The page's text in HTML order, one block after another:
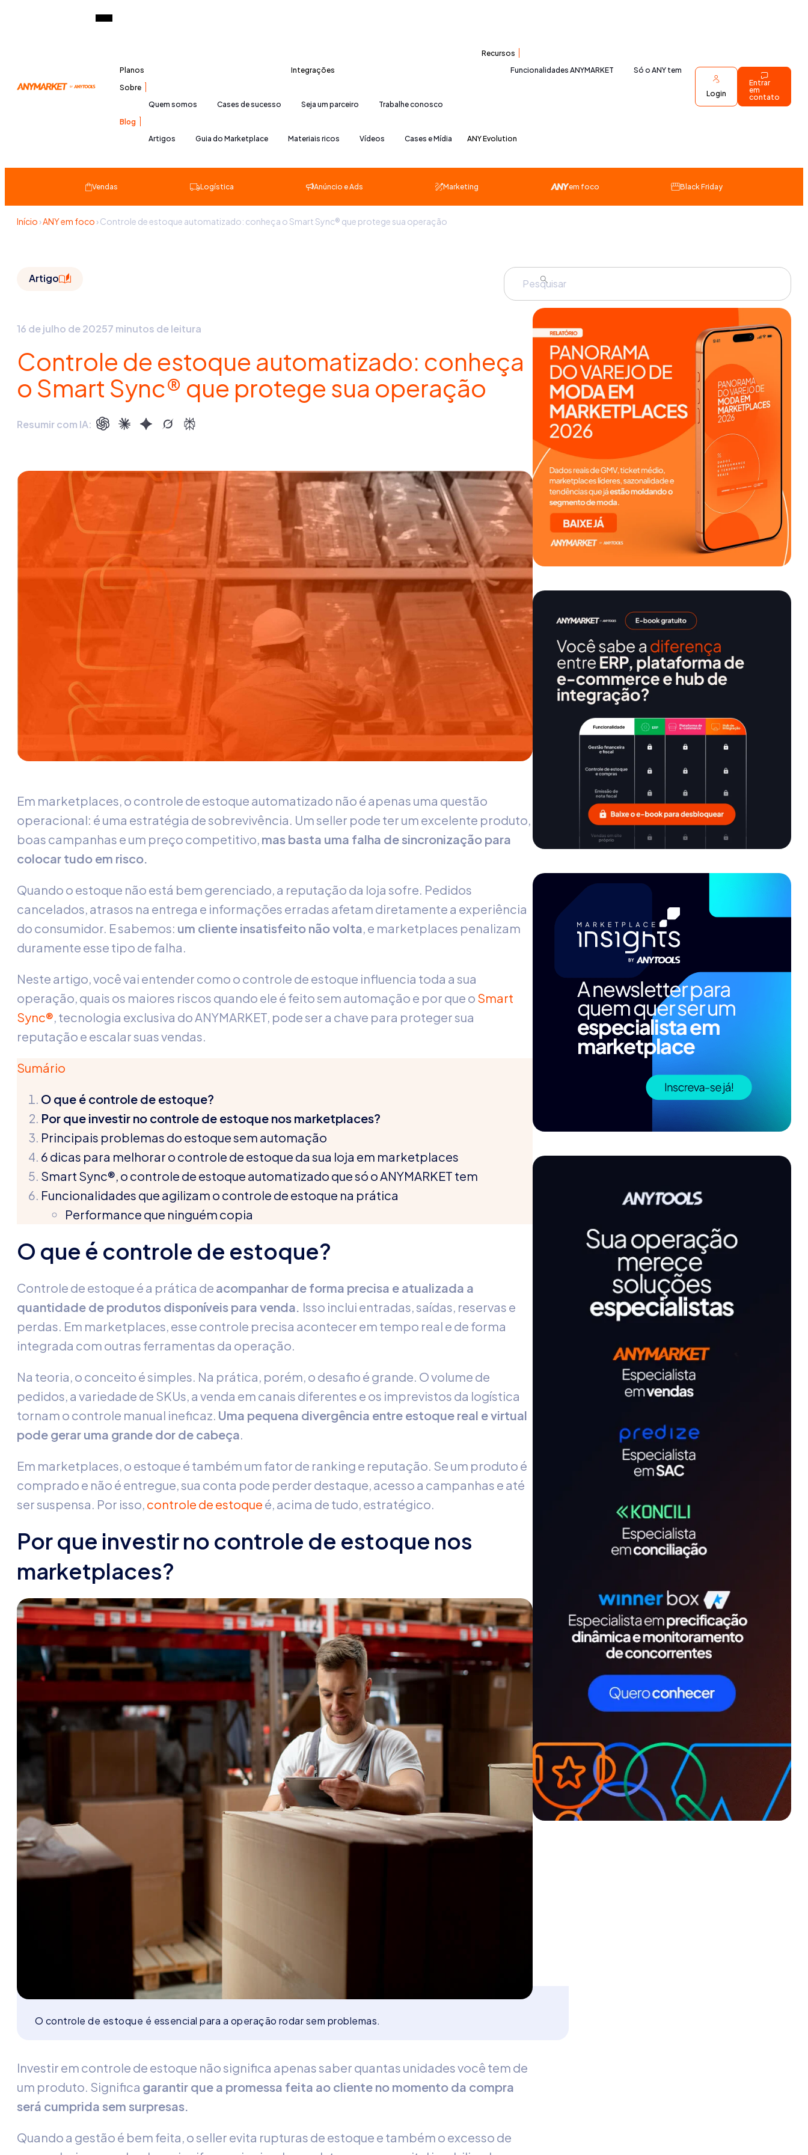
Planos Integrações
Recursos
Funcionalidades ANYMARKET
Só o ANY tem
Sobre
Quem somos
Cases de sucesso Seja um parceiro
Trabalhe conosco
Blog
Artigos
Guia do Marketplace Materiais ricos Vídeos Cases e Mídia ANY Evolution
Login
Entrar
em
contato
Vendas Logística Anúncio e Ads Marketing em foco Black Friday
Início ›ANY em foco ›Controle de estoque automatizado: conheça o Smart Sync® que protege sua operação
Artigo
16 de julho de 20257 minutos de leitura
Controle de estoque automatizado: conheça
o Smart Sync® que protege sua operação
Resumir com IA:
Em marketplaces, o controle de estoque automatizado não é apenas uma questão
operacional: é uma estratégia de sobrevivência. Um seller pode ter um excelente produto,
boas campanhas e um preço competitivo, mas basta uma falha de sincronização para
colocar tudo em risco.
Quando o estoque não está bem gerenciado, a reputação da loja sofre. Pedidos
cancelados, atrasos na entrega e informações erradas afetam diretamente a experiência
do consumidor. E sabemos: um cliente insatisfeito não volta , e marketplaces penalizam
duramente esse tipo de falha.
Neste artigo, você vai entender como o controle de estoque influencia toda a sua
operação, quais os maiores riscos quando ele é feito sem automação e por que o Smart
Sync® , tecnologia exclusiva do ANYMARKET, pode ser a chave para proteger sua
reputação e escalar suas vendas.
Sumário
O que é controle de estoque?
Por que investir no controle de estoque nos marketplaces?
Principais problemas do estoque sem automação
6 dicas para melhorar o controle de estoque da sua loja em marketplaces
Smart Sync®, o controle de estoque automatizado que só o ANYMARKET tem
Funcionalidades que agilizam o controle de estoque na prática
Performance que ninguém copia
O que é controle de estoque?
Controle de estoque é a prática de acompanhar de forma precisa e atualizada a
quantidade de produtos disponíveis para venda. Isso inclui entradas, saídas, reservas e
perdas. Em marketplaces, esse controle precisa acontecer em tempo real e de forma
integrada com outras ferramentas da operação.
Na teoria, o conceito é simples. Na prática, porém, o desafio é grande. O volume de
pedidos, a variedade de SKUs, a venda em canais diferentes e os imprevistos da logística
tornam o controle manual ineficaz. Uma pequena divergência entre estoque real e virtual
pode gerar uma grande dor de cabeça
Em marketplaces, o estoque é também um fator de ranking e reputação. Se um produto é
comprado e não é entregue, sua conta pode perder destaque, acesso a campanhas e até
ser suspensa. Por isso, controle de estoque é, acima de tudo, estratégico.
Por que investir no controle de estoque nos
marketplaces?
O controle de estoque é essencial para a operação rodar sem problemas.
Investir em controle de estoque não significa apenas saber quantas unidades você tem de
um produto. Significa garantir que a promessa feita ao cliente no momento da compra
será cumprida sem surpresas.
Quando a gestão é bem feita, o seller evita rupturas de estoque e também o excesso de